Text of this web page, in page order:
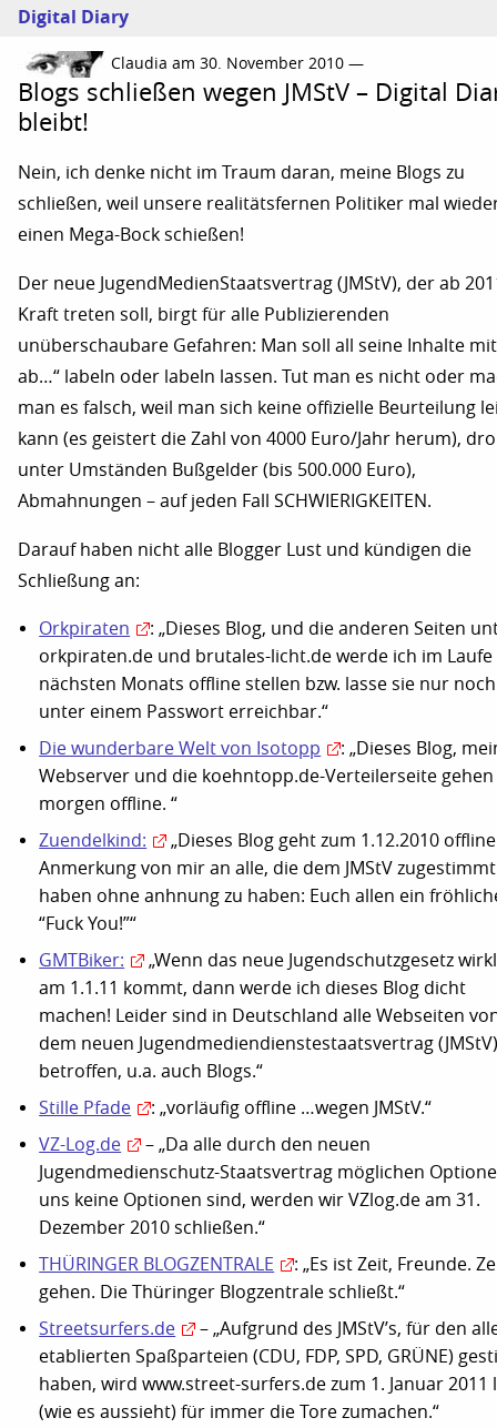
Digital Diary
Claudia am 30. November 2010 —
Blogs schließen wegen JMStV – Digital
bleibt!
Nein, ich denke nicht im Traum daran, meine Blogs zu
schließen, weil unsere realitätsfernen Politiker mal
einen Mega-Bock schießen!
Der neue JugendMedienStaatsvertrag (JMStV), der ab
Kraft treten soll, birgt für alle Publizierenden
unüberschaubare Gefahren: Man soll all seine Inhalte
ab…“ labeln oder labeln lassen. Tut man es nicht oder
man es falsch, weil man sich keine offizielle Beurteilung
kann (es geistert die Zahl von 4000 Euro/Jahr herum),
unter Umständen Bußgelder (bis 500.000 Euro),
Abmahnungen – auf jeden Fall SCHWIERIGKEITEN.
Darauf haben nicht alle Blogger Lust und kündigen die
Schließung an:
Orkpiraten
: „Die­ses Blog, und die ande­ren Sei­ten
ork​pi​ra​ten​.de und bru​ta​les​-licht​.de werde ich im Laufe
nächs­ten Monats off­line stel­len bzw. lasse sie nur noch
unter einem Pass­wort erreichbar.“
Die wunderbare Welt von Isotopp
: „Dieses Blog,
Webserver und die koehntopp.de-Verteilerseite gehen
morgen offline. “
Zuendelkind:
„Dieses Blog geht zum 1.12.2010
Anmerkung von mir an alle, die dem JMStV zugestimmt
haben ohne anhnung zu haben: Euch allen ein
“Fuck You!”“
GMTBiker:
„Wenn das neue Jugendschutzgesetz
am 1.1.11 kommt, dann werde ich dieses Blog dicht
machen! Leider sind in Deutschland alle Webseiten
dem neuen Jugendmediendienstestaatsvertrag
betroffen, u.a. auch Blogs.“
Stille Pfade
: „vorläufig offline …wegen JMStV.“
VZ-Log.de
– „Da alle durch den neuen
Jugendmedienschutz-Staatsvertrag möglichen
uns keine Optionen sind, werden wir VZlog.de am 31.
Dezember 2010 schließen.“
THÜRINGER BLOGZENTRALE
: „Es ist Zeit, Freunde.
gehen. Die Thüringer Blogzentrale schließt.“
Streetsurfers.de
– „Aufgrund des JMStV’s, für den
etablierten Spaßparteien (CDU, FDP, SPD, GRÜNE)
haben, wird www.street-surfers.de zum 1. Januar 2011
(wie es aussieht) für immer die Tore zumachen.“